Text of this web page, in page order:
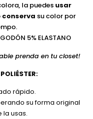
la puedes usar
conserva su color por
5% ELASTANO
prenda en tu closet!
rápido.
su forma original
la usas.